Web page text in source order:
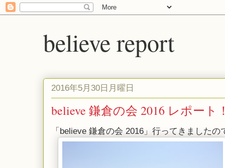
believe report
2016年5月30日月曜日
believe 鎌倉の会 2016 レ
「believe 鎌倉の会 2016」行ってきました